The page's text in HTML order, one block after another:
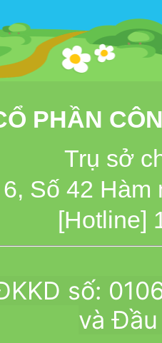
PHẦN
Trụ sở
Số 42
[Hotline]
số:
và